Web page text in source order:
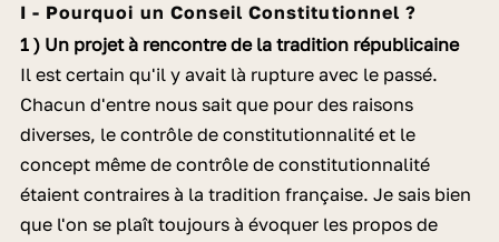
I - Pourquoi un Conseil Constitutionnel ?
1 ) Un projet à rencontre de la tradition républicaine
Il est certain qu'il y avait là rupture avec le passé.
Chacun d'entre nous sait que pour des raisons
diverses, le contrôle de constitutionnalité et le
concept même de contrôle de constitutionnalité
étaient contraires à la tradition française. Je sais bien
que l'on se plaît toujours à évoquer les propos de